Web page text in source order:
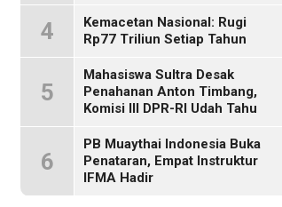
4
Kemacetan Nasional: Rugi
Rp77 Triliun Setiap Tahun
5
Mahasiswa Sultra Desak
Penahanan Anton Timbang,
Komisi III DPR-RI Udah Tahu
6
PB Muaythai Indonesia Buka
Penataran, Empat Instruktur
IFMA Hadir